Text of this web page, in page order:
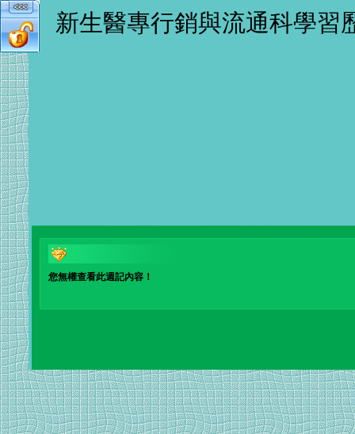
新生醫專行銷與流通科學習
您無權查看此週記內容！